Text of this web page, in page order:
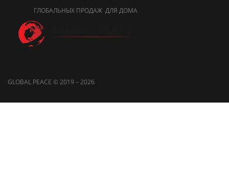
ГЛОБАЛЬНЫХ ПРОДАЖ ДЛЯ ДОМА
GLOBAL PEACE © 2019 – 2026